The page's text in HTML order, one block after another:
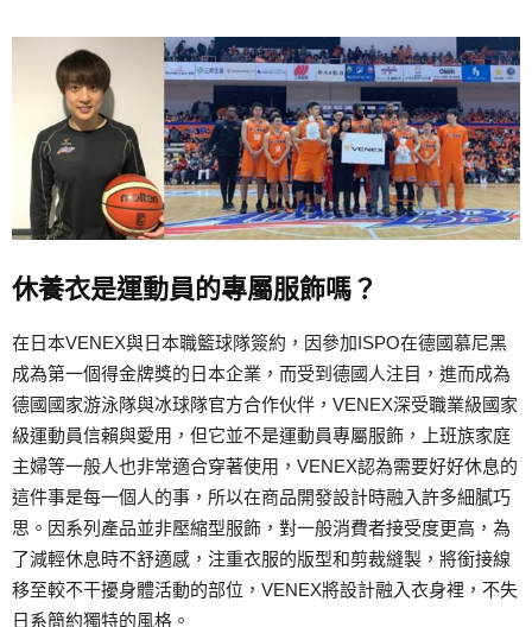
休養衣是運動員的專屬服飾嗎？
在日本VENEX與日本職籃球隊簽約，因參加ISPO在德國慕尼黑
成為第一個得金牌獎的日本企業，而受到德國人注目，進而成為
德國國家游泳隊與冰球隊官方合作伙伴，VENEX深受職業級國家
級運動員信賴與愛用，但它並不是運動員專屬服飾，上班族家庭
主婦等一般人也非常適合穿著使用，VENEX認為需要好好休息的
這件事是每一個人的事，所以在商品開發設計時融入許多細膩巧
思。因系列產品並非壓縮型服飾，對一般消費者接受度更高，為
了減輕休息時不舒適感，注重衣服的版型和剪裁縫製，將銜接線
移至較不干擾身體活動的部位，VENEX將設計融入衣身裡，不失
日系簡約獨特的風格。